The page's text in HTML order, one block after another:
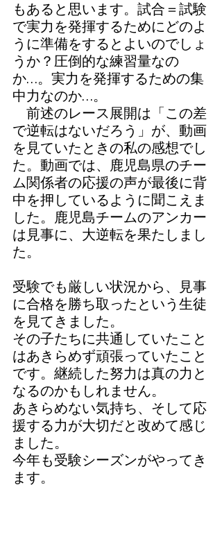
もあると思います。試合＝試験
で実力を発揮するためにどのよ
うに準備をするとよいのでしょ
うか？圧倒的な練習量なの
か…。実力を発揮するための集
中力なのか…。
前述のレース展開は「この差
で逆転はないだろう」が、動画
を見ていたときの私の感想でし
た。動画では、鹿児島県のチー
ム関係者の応援の声が最後に背
中を押しているように聞こえま
した。鹿児島チームのアンカー
は見事に、大逆転を果たしまし
た。
受験でも厳しい状況から、見事
に合格を勝ち取ったという生徒
を見てきました。
その子たちに共通していたこと
はあきらめず頑張っていたこと
です。継続した努力は真の力と
なるのかもしれません。
あきらめない気持ち、そして応
援する力が大切だと改めて感じ
ました。
今年も受験シーズンがやってき
ます。